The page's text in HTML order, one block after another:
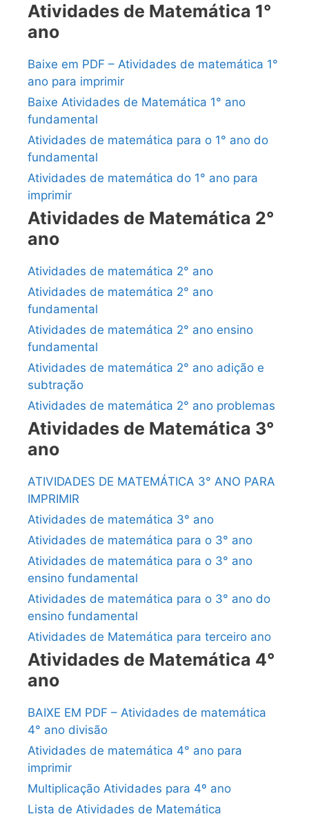
Atividades de Matemática 1°
ano
Baixe em PDF – Atividades de matemática 1°
ano para imprimir
Baixe Atividades de Matemática 1° ano
fundamental
Atividades de matemática para o 1° ano do
fundamental
Atividades de matemática do 1° ano para
imprimir
Atividades de Matemática 2°
ano
Atividades de matemática 2° ano
Atividades de matemática 2° ano
fundamental
Atividades de matemática 2° ano ensino
fundamental
Atividades de matemática 2° ano adição e
subtração
Atividades de matemática 2° ano problemas
Atividades de Matemática 3°
ano
ATIVIDADES DE MATEMÁTICA 3° ANO PARA
IMPRIMIR
Atividades de matemática 3° ano
Atividades de matemática para o 3° ano
Atividades de matemática para o 3° ano
ensino fundamental
Atividades de matemática para o 3° ano do
ensino fundamental
Atividades de Matemática para terceiro ano
Atividades de Matemática 4°
ano
BAIXE EM PDF – Atividades de matemática
4° ano divisão
Atividades de matemática 4° ano para
imprimir
Multiplicação Atividades para 4º ano
Lista de Atividades de Matemática